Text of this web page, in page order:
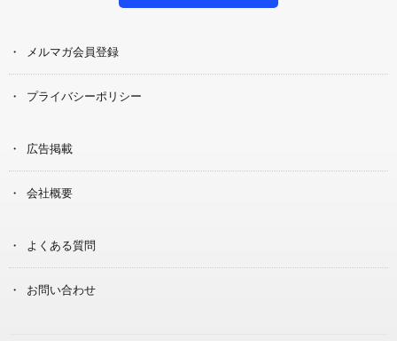
メルマガ会員登録
プライバシーポリシー
広告掲載
会社概要
よくある質問
お問い合わせ